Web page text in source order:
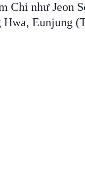
Chi như Jeon
Hwa, Eunjung